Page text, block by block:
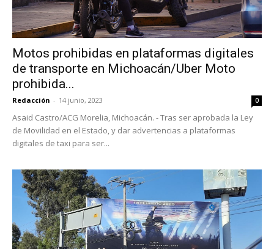
Motos prohibidas en plataformas digitales
de transporte en Michoacán/Uber Moto
prohibida...
Redacción - 14 junio, 2023 0
Asaid Castro/ACG Morelia, Michoacán. - Tras ser aprobada la Ley
de Movilidad en el Estado, y dar advertencias a plataformas
digitales de taxi para ser...